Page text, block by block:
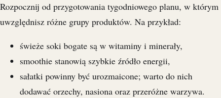
Rozpocznij od przygotowania tygodniowego planu, w którym
uwzględnisz różne grupy produktów. Na przykład:
świeże soki bogate są w witaminy i minerały,
smoothie stanowią szybkie źródło energii,
sałatki powinny być urozmaicone; warto do nich
dodawać orzechy, nasiona oraz przeróżne warzywa.